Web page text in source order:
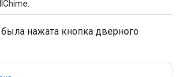
нажата кнопка дверного